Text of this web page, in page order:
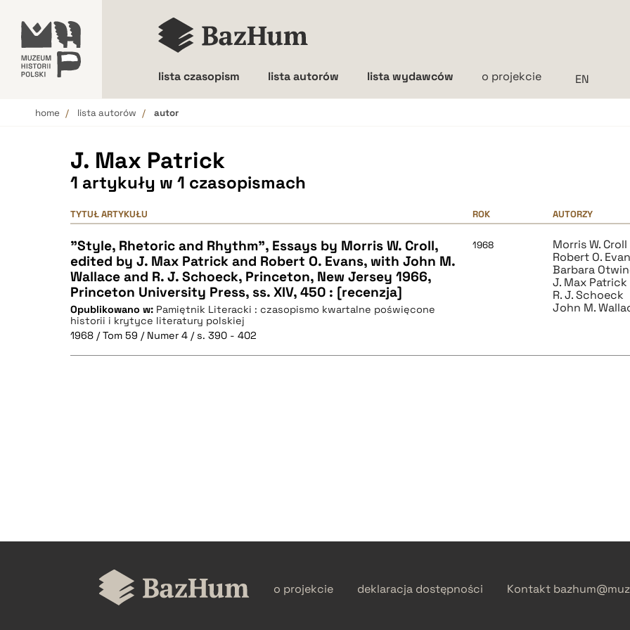
lista czasopism lista autorów lista wydawców o projekcie
home lista autorów autor
J. Max Patrick
1 artykuły w 1 czasopismach
TYTUŁ ARTYKUŁU ROK AUTORZY
"Style, Rhetoric and Rhythm", Essays by Morris W. Croll,
edited by J. Max Patrick and Robert O. Evans, with John M.
Wallace and R. J. Schoeck, Princeton, New Jersey 1966,
Princeton University Press, ss. XIV, 450 : [recenzja]
Opublikowano w: Pamiętnik Literacki : czasopismo kwartalne poświęcone
historii i krytyce literatury polskiej
1968 / Tom 59 / Numer 4 / s. 390 - 402
1968
Morris W. Croll
Robert O.
Barbara
J. Max Patrick
R. J. Schoeck
John M.
o projekcie deklaracja dostępności Kontakt